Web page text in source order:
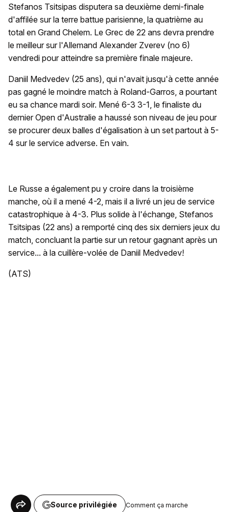
Stefanos Tsitsipas disputera sa deuxième demi-finale
d'affilée sur la terre battue parisienne, la quatrième au
total en Grand Chelem. Le Grec de 22 ans devra prendre
le meilleur sur l'Allemand Alexander Zverev (no 6)
vendredi pour atteindre sa première finale majeure.
Daniil Medvedev (25 ans), qui n'avait jusqu'à cette année
pas gagné le moindre match à Roland-Garros, a pourtant
eu sa chance mardi soir. Mené 6-3 3-1, le finaliste du
dernier Open d'Australie a haussé son niveau de jeu pour
se procurer deux balles d'égalisation à un set partout à 5-
4 sur le service adverse. En vain.
Le Russe a également pu y croire dans la troisième
manche, où il a mené 4-2, mais il a livré un jeu de service
catastrophique à 4-3. Plus solide à l'échange, Stefanos
Tsitsipas (22 ans) a remporté cinq des six derniers jeux du
match, concluant la partie sur un retour gagnant après un
service... à la cuillère-volée de Daniil Medvedev!
(ATS)
Source privilégiée Comment ça marche